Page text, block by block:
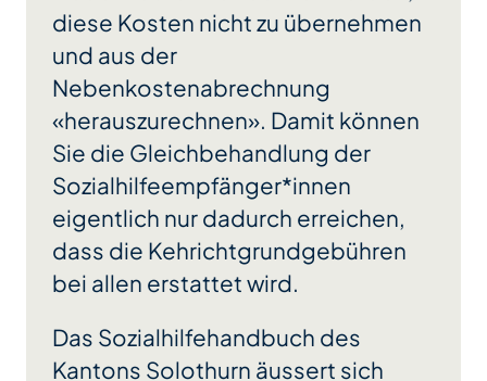
diese Kosten nicht zu übernehmen
und aus der
Nebenkostenabrechnung
«herauszurechnen». Damit können
Sie die Gleichbehandlung der
Sozialhilfeempfänger*innen
eigentlich nur dadurch erreichen,
dass die Kehrichtgrundgebühren
bei allen erstattet wird.
Das Sozialhilfehandbuch des
Kantons Solothurn äussert sich